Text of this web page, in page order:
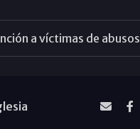
a víctimas de abusos